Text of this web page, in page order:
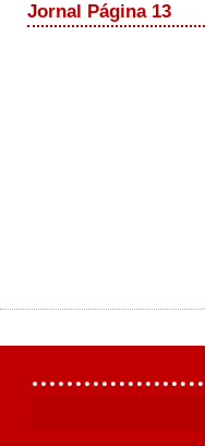
Jornal Página 13